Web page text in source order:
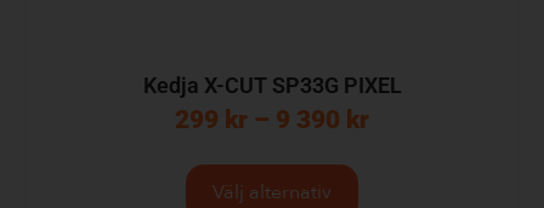
Kedja X-CUT SP33G PIXEL
299 kr – 9 390 kr
Välj alternativ